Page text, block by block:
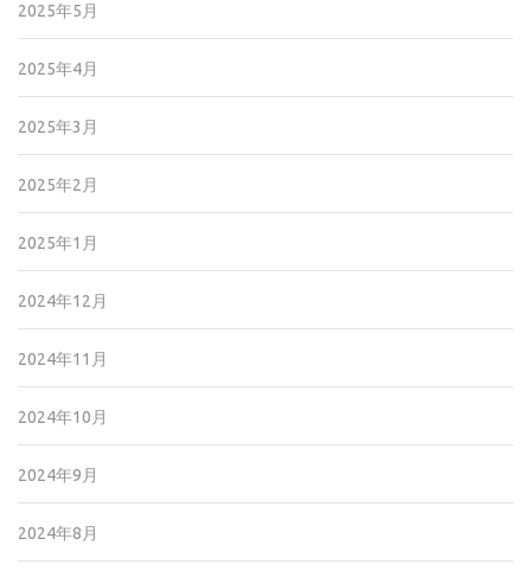
2025年5月
2025年4月
2025年3月
2025年2月
2025年1月
2024年12月
2024年11月
2024年10月
2024年9月
2024年8月